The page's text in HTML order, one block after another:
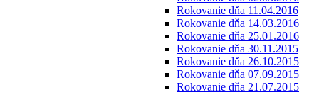
Rokovanie dňa 11.04.2016
Rokovanie dňa 14.03.2016
Rokovanie dňa 25.01.2016
Rokovanie dňa 30.11.2015
Rokovanie dňa 26.10.2015
Rokovanie dňa 07.09.2015
Rokovanie dňa 21.07.2015